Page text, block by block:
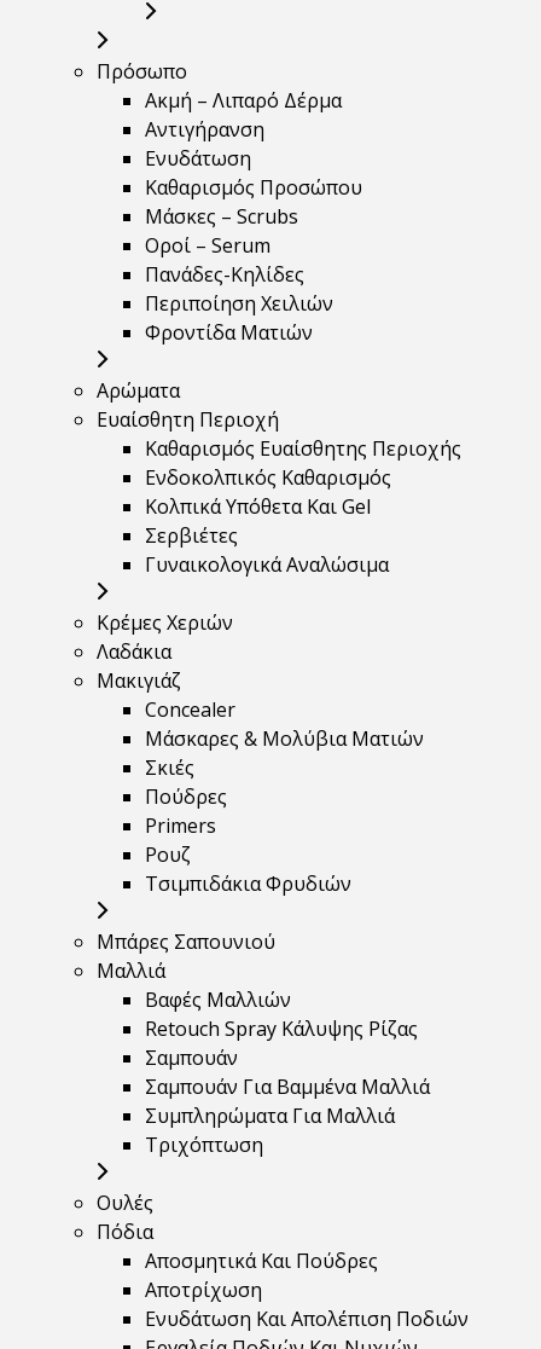
Πρόσωπο
Ακμή – Λιπαρό Δέρμα
Αντιγήρανση
Ενυδάτωση
Καθαρισμός Προσώπου
Μάσκες – Scrubs
Οροί – Serum
Πανάδες-Κηλίδες
Περιποίηση Χειλιών
Φροντίδα Ματιών
Αρώματα
Ευαίσθητη Περιοχή
Καθαρισμός Ευαίσθητης Περιοχής
Ενδοκολπικός Καθαρισμός
Κολπικά Υπόθετα Και Gel
Σερβιέτες
Γυναικολογικά Αναλώσιμα
Κρέμες Χεριών
Λαδάκια
Μακιγιάζ
Concealer
Μάσκαρες & Μολύβια Ματιών
Σκιές
Πούδρες
Primers
Ρουζ
Τσιμπιδάκια Φρυδιών
Μπάρες Σαπουνιού
Μαλλιά
Βαφές Μαλλιών
Retouch Spray Κάλυψης Ρίζας
Σαμπουάν
Σαμπουάν Για Βαμμένα Μαλλιά
Συμπληρώματα Για Μαλλιά
Τριχόπτωση
Ουλές
Πόδια
Αποσμητικά Και Πούδρες
Αποτρίχωση
Ενυδάτωση Και Απολέπιση Ποδιών